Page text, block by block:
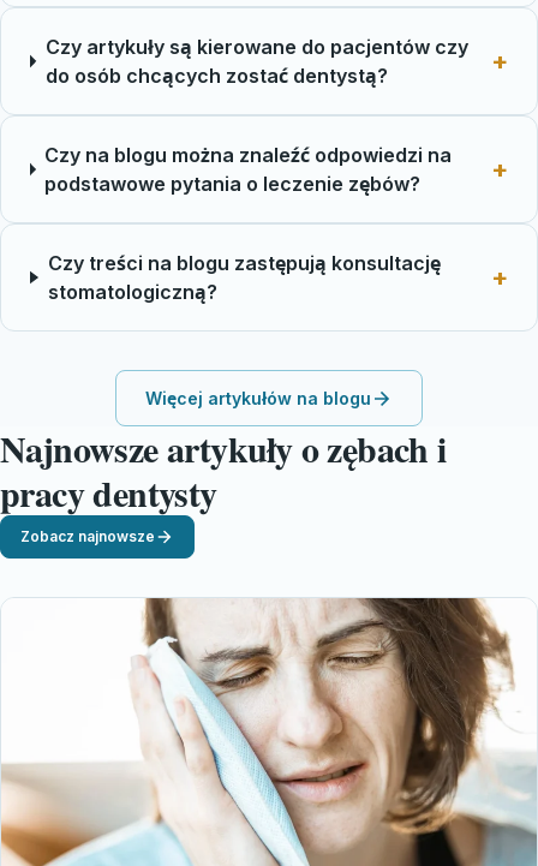
Czy artykuły są kierowane do pacjentów czy
do osób chcących zostać dentystą?
Czy na blogu można znaleźć odpowiedzi na
podstawowe pytania o leczenie zębów?
Czy treści na blogu zastępują konsultację
stomatologiczną?
Więcej artykułów na blogu
Najnowsze artykuły o zębach i
pracy dentysty
Zobacz najnowsze